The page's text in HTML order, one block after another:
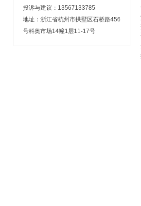
投诉与建议：13567133785
地址：浙江省杭州市拱墅区石桥路456
号科奥市场14幢1层11-17号